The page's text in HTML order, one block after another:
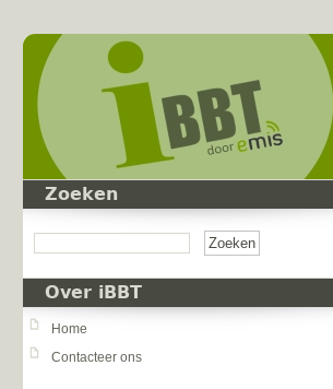
Zoeken
Over iBBT
Home
Contacteer ons